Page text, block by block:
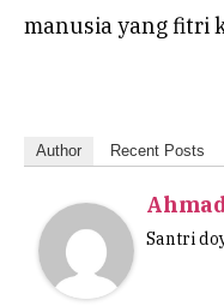
manusia yang fitri
Author Recent Posts
Santri